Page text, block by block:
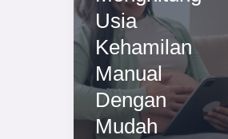
Usia
Kehamilan
Manual
Dengan
Mudah